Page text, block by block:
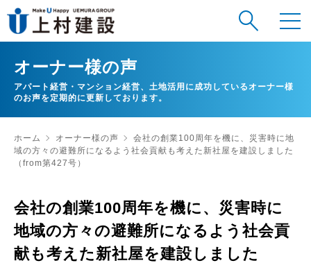
オーナー様の声
アパート経営・マンション経営、土地活用に成功しているオーナー様
のお声を定期的に更新しております。
ホーム オーナー様の声
会社の創業100周年を機に、災害時に地
域の方々の避難所になるよう社会貢献も考えた新社屋を建設しました
（from第427号）
会社の創業100周年を機に、災害時に
地域の方々の避難所になるよう社会貢
献も考えた新社屋を建設しました